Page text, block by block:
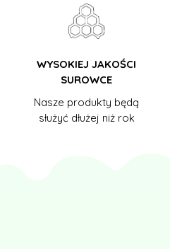
WYSOKIEJ JAKOŚCI
SUROWCE
Nasze produkty będą
służyć dłużej niż rok